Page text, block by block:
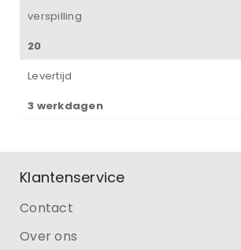
verspilling
20
Levertijd
3 werkdagen
Klantenservice
Contact
Over ons